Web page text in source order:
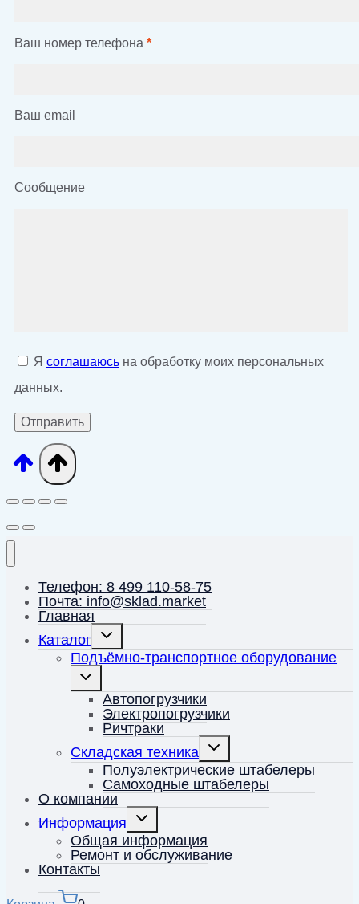
Ваш номер телефона *
Ваш email
Сообщение
Я соглашаюсь на обработку моих персональных
данных.
Телефон: 8 499 110-58-75
Почта: info@sklad.market
Главная
Каталог
Переключить
дочернее
меню
Подъёмно-транспортное оборудование
Переключить
дочернее
менюАвтопогрузчики
Электропогрузчики
Ричтраки
Складская техника
Переключить
дочернее
меню
Полуэлектрические штабелеры
Самоходные штабелеры
О компании
Информация
Переключить
дочернее
меню
Общая информация
Ремонт и обслуживание
Контакты